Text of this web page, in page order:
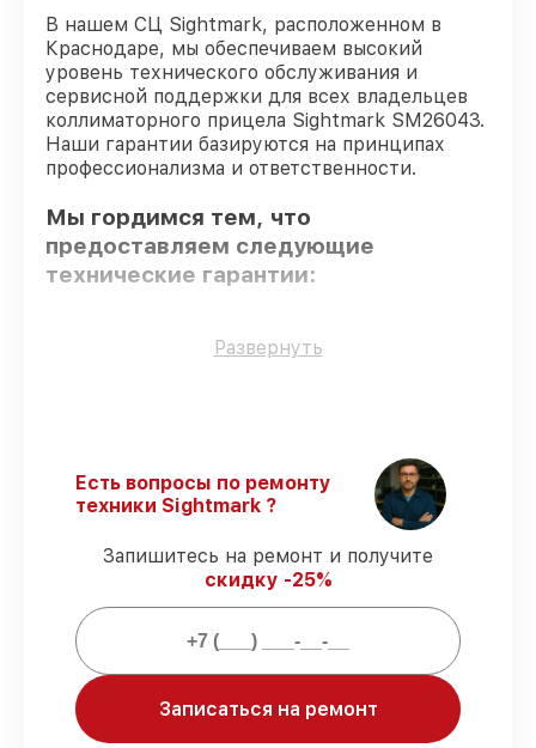
В нашем СЦ Sightmark, расположенном в
Краснодаре, мы обеспечиваем высокий
уровень технического обслуживания и
сервисной поддержки для всех владельцев
коллиматорного прицела Sightmark SM26043.
Наши гарантии базируются на принципах
профессионализма и ответственности.
Мы гордимся тем, что
предоставляем следующие
технические гарантии:
Только фирменные комплектующие
подтверждает их уровень мастерства.
Точное соблюдение сроков
–
гарантируем завершение работ без
Гарантийное обслуживание–
предоставляем официальное
гарантийное сопровождение после
Мы гарантируем:
Развернуть
Есть вопросы по ремонту
техники Sightmark ?
Запишитесь на ремонт и получите
скидку -25%
Записаться на ремонт